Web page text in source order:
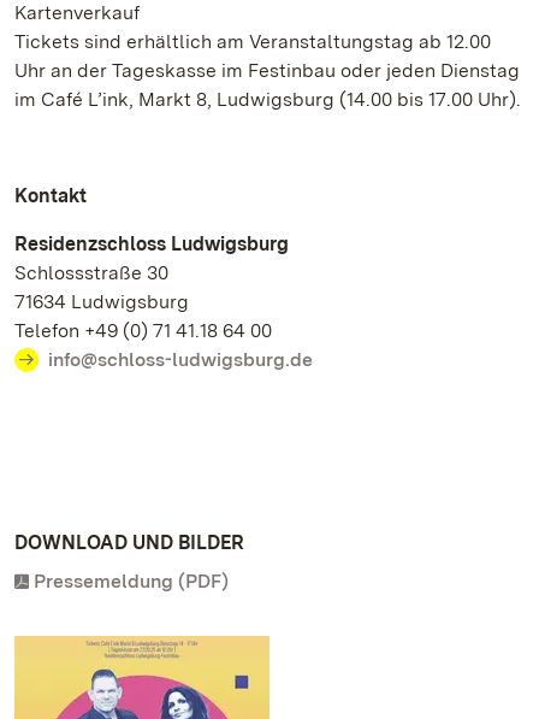
Kartenverkauf
Tickets sind erhältlich am Veranstaltungstag ab 12.00
Uhr an der Tageskasse im Festinbau oder jeden Dienstag
im Café L’ink, Markt 8, Ludwigsburg (14.00 bis 17.00 Uhr).
Kontakt
Residenzschloss Ludwigsburg
Schlossstraße 30
71634 Ludwigsburg
Telefon +49 (0) 71 41.18 64 00
info@schloss-ludwigsburg.de
DOWNLOAD UND BILDER
Pressemeldung (PDF)